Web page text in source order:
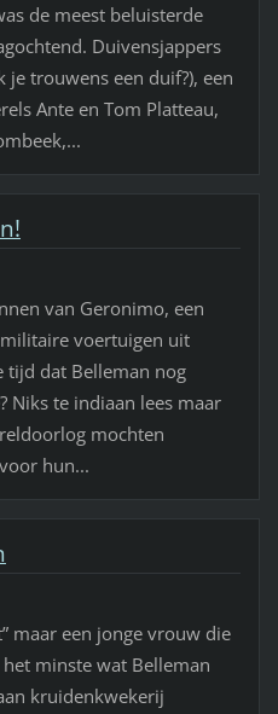
de meest beluisterde
Duivensjappers
trouwens een duif?), een
Ante en Tom Platteau,
van Geronimo, een
voertuigen uit
tijd dat Belleman nog
Niks te indiaan lees maar
mochten
hun...
maar een jonge vrouw die
minste wat Belleman
kruidenkwekerij